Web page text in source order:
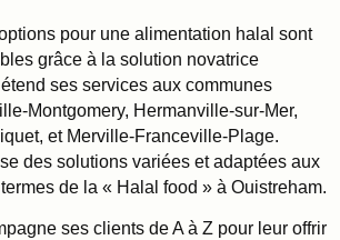
pour une alimentation halal sont
grâce à la solution novatrice
étend ses services aux communes
Montgomery, Hermanville-sur-Mer,
et Merville-Franceville-Plage.
des solutions variées et adaptées aux
de la « Halal food » à Ouistreham.
ses clients de A à Z pour leur offrir